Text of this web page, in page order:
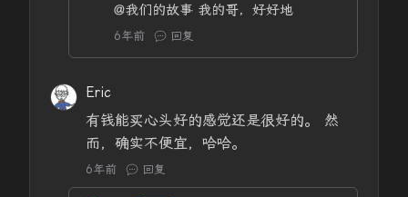
@我们的故事 我的哥，好好地
6年前 回复
Eric
有钱能买心头好的感觉还是很好的。 然
而，确实不便宜，哈哈。
6年前 回复